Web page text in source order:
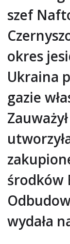
szef
okres
Ukraina
gazie
środków
wydała